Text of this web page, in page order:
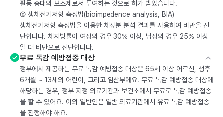
활동 증대의 보조제로서 투여하는 것으로 허가 받았습니다.
② 생체전기저항 측정법(bioimpedence analysis, BIA)
생체전기저항 측정법을 이용한 체성분 분석 결과를 사용하여 비만을 진
단합니다. 체지방률이 여성의 경우 30% 이상, 남성의 경우 25% 이상
일 때 비만으로 진단합니다.
무료 독감 예방접종 대상
정부에서 제공하는 무료 독감 예방접종 대상은 65세 이상 어르신, 생후
6개월 ~ 13세의 어린이, 그리고 임산부에요. 무료 독감 예방접종 대상에
해당하는 경우, 정부 지정 의료기관과 보건소에서 무료로 독감 예방접종
을 할 수 있어요. 이외 일반인은 일반 의료기관에서 유료 독감 예방접종
을 진행해야 해요.